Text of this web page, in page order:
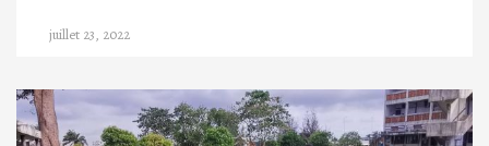
juillet 23, 2022